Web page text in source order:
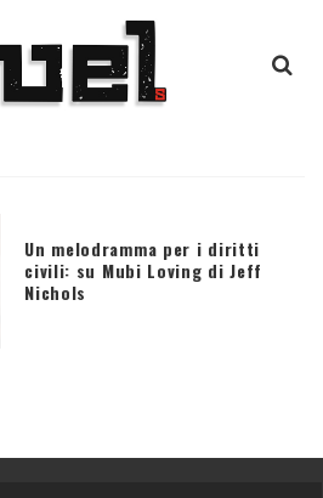
Un melodramma per i diritti
civili: su Mubi Loving di Jeff
Nichols